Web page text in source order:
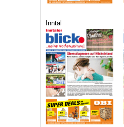
Inntal